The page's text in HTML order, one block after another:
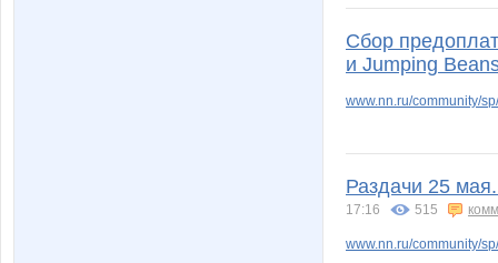
Сбор
и Jumping
www.nn.ru/community/
Раздачи 25
17:16 515
www.nn.ru/community/